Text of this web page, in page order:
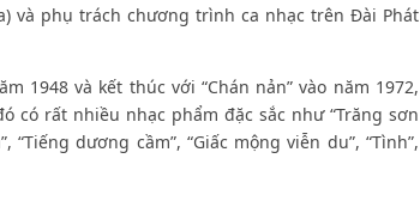
và phụ trách chương trình ca nhạc trên Đài Phát
1948 và kết thúc với “Chán nản” vào năm 1972,
có rất nhiều nhạc phẩm đặc sắc như “Trăng sơn
“Tiếng dương cầm”, “Giấc mộng viễn du”, “Tình”,